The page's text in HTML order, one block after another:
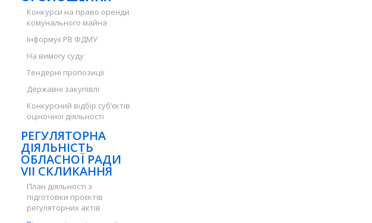
Конкурси на право оренди
комунального майна
Інформує РВ ФДМУ
На вимогу суду
Тендерні пропозиції
Державні закупівлі
Конкурсний відбір суб’єктів
оціночної діяльності
РЕГУЛЯТОРНА
ДІЯЛЬНІСТЬ
ОБЛАСНОЇ РАДИ
VII СКЛИКАННЯ
План діяльності з
підготовки проєктів
регуляторних актів